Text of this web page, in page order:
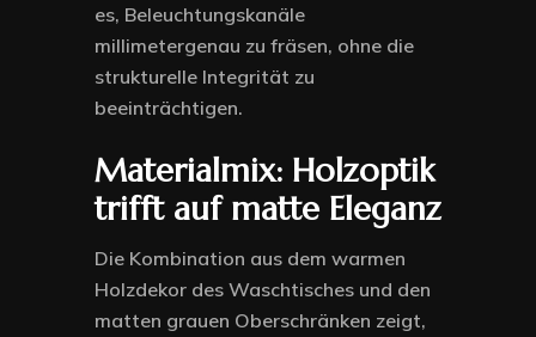
es, Beleuchtungskanäle
millimetergenau zu fräsen, ohne die
strukturelle Integrität zu
beeinträchtigen.
Materialmix: Holzoptik
trifft auf matte Eleganz
Die Kombination aus dem warmen
Holzdekor des Waschtisches und den
matten grauen Oberschränken zeigt,